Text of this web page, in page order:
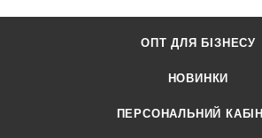
ОПТ ДЛЯ БІЗНЕСУ
НОВИНКИ
ПЕРСОНАЛЬНИЙ